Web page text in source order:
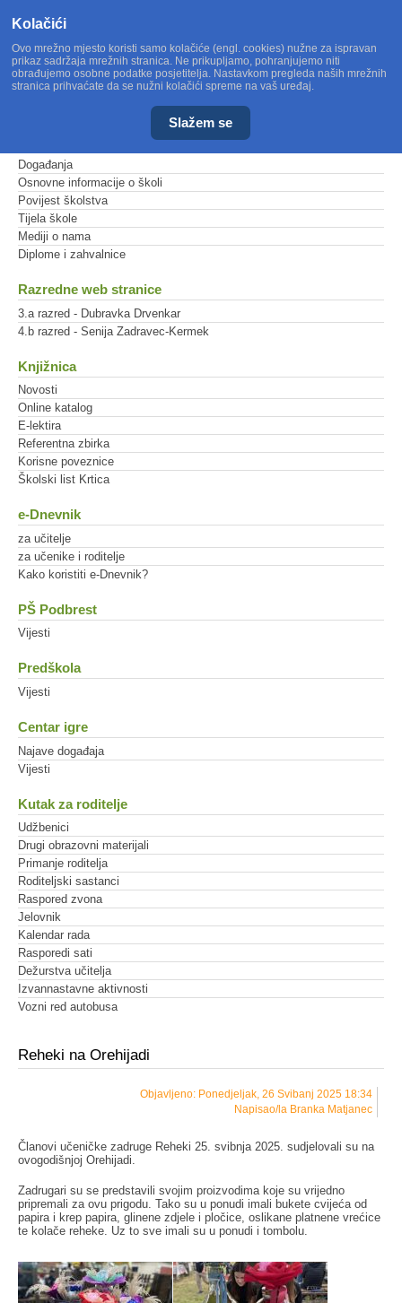
Događanja
Osnovne informacije o školi
Povijest školstva
Tijela škole
Mediji o nama
Diplome i zahvalnice
Razredne web stranice
3.a razred - Dubravka Drvenkar
4.b razred - Senija Zadravec-Kermek
Knjižnica
Novosti
Online katalog
E-lektira
Referentna zbirka
Korisne poveznice
Školski list Krtica
e-Dnevnik
za učitelje
za učenike i roditelje
Kako koristiti e-Dnevnik?
PŠ Podbrest
Vijesti
Predškola
Vijesti
Centar igre
Najave događaja
Vijesti
Kutak za roditelje
Udžbenici
Drugi obrazovni materijali
Primanje roditelja
Roditeljski sastanci
Raspored zvona
Jelovnik
Kalendar rada
Rasporedi sati
Dežurstva učitelja
Izvannastavne aktivnosti
Vozni red autobusa
Reheki na Orehijadi
Objavljeno: Ponedjeljak, 26 Svibanj 2025 18:34
Napisao/la Branka Matjanec
Članovi učeničke zadruge Reheki 25. svibnja 2025. sudjelovali su na
ovogodišnjoj Orehijadi.
Zadrugari su se predstavili svojim proizvodima koje su vrijedno
pripremali za ovu prigodu. Tako su u ponudi imali bukete cvijeća od
papira i krep papira, glinene zdjele i pločice, oslikane platnene vrećice
te kolače reheke. Uz to sve imali su u ponudi i tombolu.
Kolačići
Ovo mrežno mjesto koristi samo kolačiće (engl. cookies) nužne za ispravan
prikaz sadržaja mrežnih stranica. Ne prikupljamo, pohranjujemo niti
obrađujemo osobne podatke posjetitelja. Nastavkom pregleda naših mrežnih
stranica prihvaćate da se nužni kolačići spreme na vaš uređaj.
Slažem se